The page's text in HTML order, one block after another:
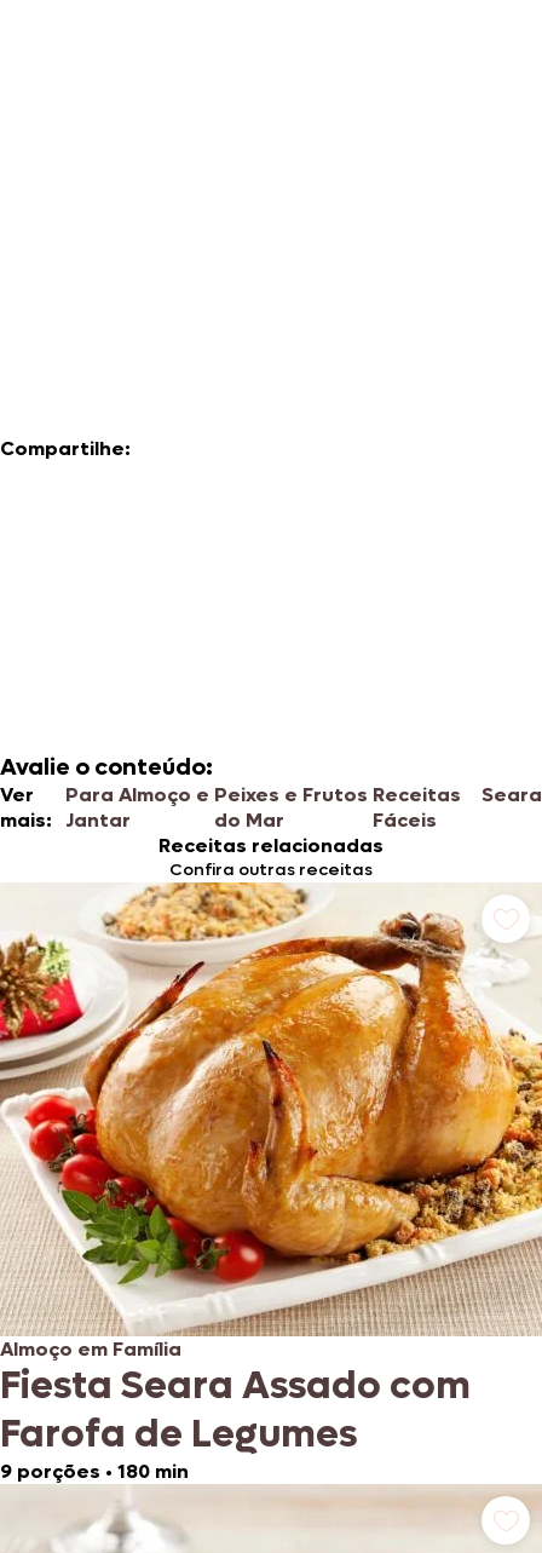
Compartilhe:
Avalie o conteúdo:
Ver
mais:
Para Almoço e
Jantar
Peixes e Frutos
do Mar
Receitas
Fáceis
Seara
Receitas relacionadas
Confira outras receitas
Almoço em Família
Fiesta Seara Assado com
Farofa de Legumes
9 porções • 180 min